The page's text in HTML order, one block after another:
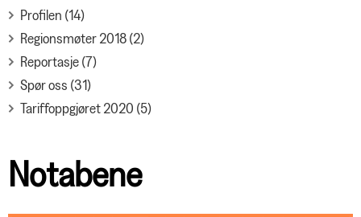
Profilen (14)
Regionsmøter 2018 (2)
Reportasje (7)
Spør oss (31)
Tariffoppgjøret 2020 (5)
Notabene